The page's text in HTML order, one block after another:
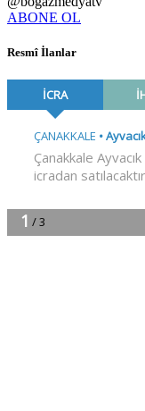
ABONE OL
Resmî İlanlar